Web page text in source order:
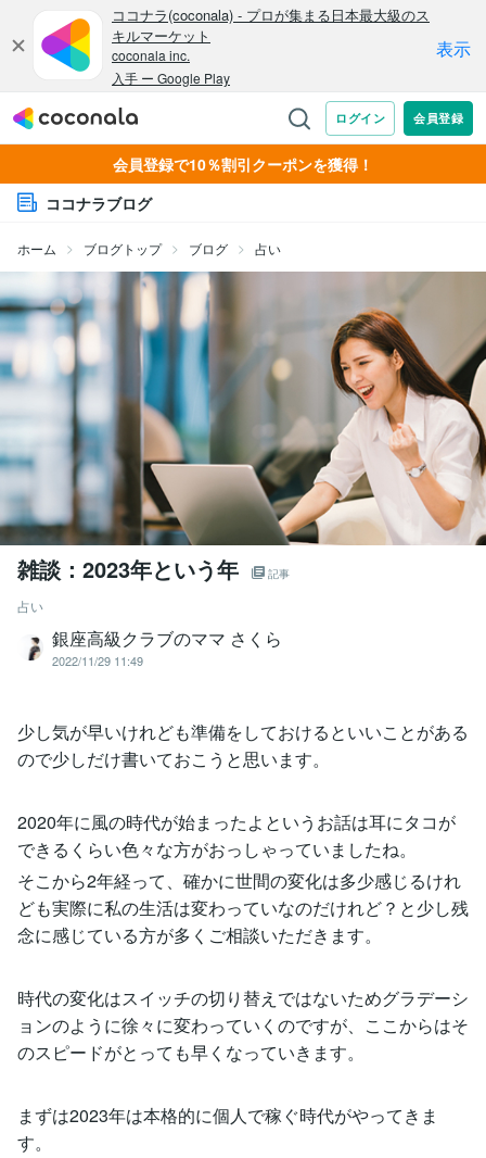
会員登録で10％割引クーポンを獲得！
ココナラブログ
ホーム ブログトップ ブログ 占い
雑談：2023年という年 記事
占い
銀座高級クラブのママ さくら
2022/11/29 11:49
少し気が早いけれども準備をしておけるといいことがある
ので少しだけ書いておこうと思います。
2020年に風の時代が始まったよというお話は耳にタコが
できるくらい色々な方がおっしゃっていましたね。
そこから2年経って、確かに世間の変化は多少感じるけれ
ども実際に私の生活は変わっていなのだけれど？と少し残
念に感じている方が多くご相談いただきます。
時代の変化はスイッチの切り替えではないためグラデーシ
ョンのように徐々に変わっていくのですが、ここからはそ
のスピードがとっても早くなっていきます。
まずは2023年は本格的に個人で稼ぐ時代がやってきま
す。